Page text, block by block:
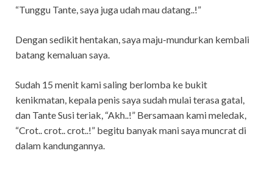
“Tunggu Tante, saya juga udah mau datang..!”
Dengan sedikit hentakan, saya maju-mundurkan kembali
batang kemaluan saya.
Sudah 15 menit kami saling berlomba ke bukit
kenikmatan, kepala penis saya sudah mulai terasa gatal,
dan Tante Susi teriak, “Akh..!” Bersamaan kami meledak,
“Crot.. crot.. crot..!” begitu banyak mani saya muncrat di
dalam kandungannya.